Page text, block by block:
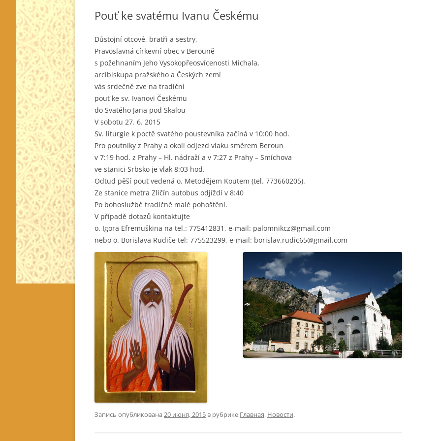
Pouť ke svatému Ivanu Českému
Důstojní otcové, bratři a sestry,
Pravoslavná církevní obec v Berouně
s požehnaním Jeho Vysokopřeosvícenosti Michala,
arcibiskupa pražského a Českých zemí
vás srdečně zve na tradiční
pouť ke sv. Ivanovi Českému
do Svatého Jana pod Skalou
V sobotu 27. 6. 2015
Sv. liturgie k poctě svatého poustevníka začíná v 10:00 hod.
Pro poutníky z Prahy a okolí odjezd vlaku směrem Beroun
v 7:19 hod. z Prahy – Hl. nádraží a v 7:27 z Prahy – Smíchova
ve stanici Srbsko je vlak 8:03 hod.
Odtud pěší pouť vedená o. Metodějem Koutem (tel. 773660205).
Ze stanice metra Zličín autobus odjíždí v 8:40
Po bohoslužbě tradičně malé pohoštění.
V případě dotazů kontaktujte
o. Igora Efremuškina na tel.: 775412831, e-mail: palomnikcz@gmail.com
nebo o. Borislava Rudiče tel: 775523299, e-mail: borislav.rudic65@gmail.com
Запись опубликована 20 июня, 2015 в рубрике Главная, Новости.